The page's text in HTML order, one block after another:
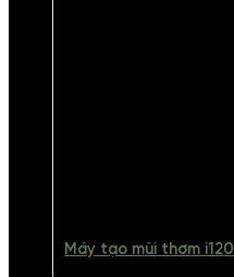
Máy tạo mùi thơm i120